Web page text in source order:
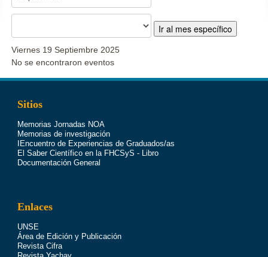
Ir al mes específico
Viernes 19 Septiembre 2025
No se encontraron eventos
Sitios
Memorias Jornadas NOA
Memorias de investigación
IEncuentro de Experiencias de Graduados/as
El Saber Científico en la FHCSyS - Libro
Documentación General
Enlaces
UNSE
Área de Edición y Publicación
Revista Cifra